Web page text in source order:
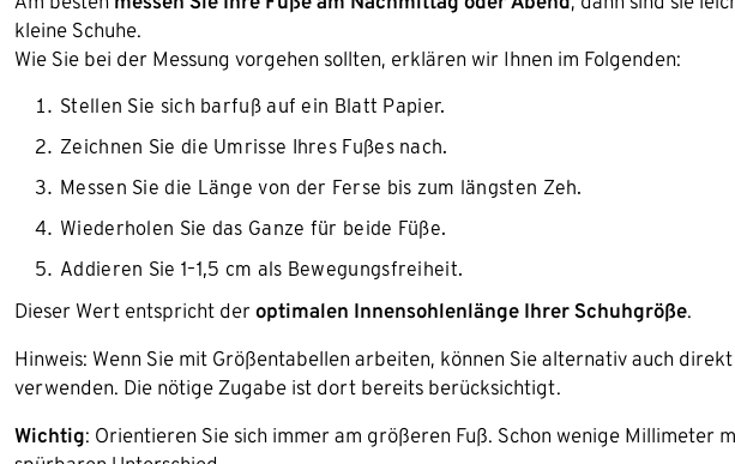
kleine Schuhe.
Wie Sie bei der Messung vorgehen sollten, erklären wir Ihnen im Folgenden:
Stellen Sie sich barfuß auf ein Blatt Papier.
Zeichnen Sie die Umrisse Ihres Fußes nach.
Messen Sie die Länge von der Ferse bis zum längsten Zeh.
Wiederholen Sie das Ganze für beide Füße.
Addieren Sie 1–1,5 cm als Bewegungsfreiheit.
Dieser Wert entspricht der optimalen Innensohlenlänge Ihrer Schuhgröße.
Hinweis: Wenn Sie mit Größentabellen arbeiten, können Sie alternativ auch
verwenden. Die nötige Zugabe ist dort bereits berücksichtigt.
Wichtig: Orientieren Sie sich immer am größeren Fuß. Schon wenige Millimeter